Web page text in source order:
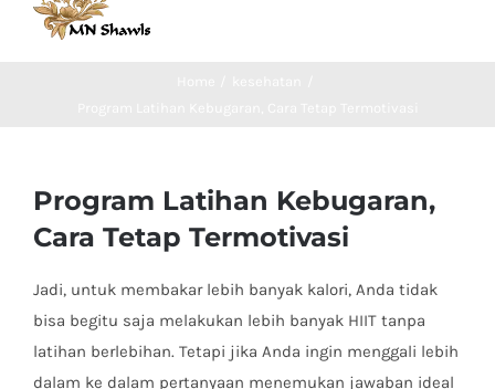
Program Latihan Kebugaran,
Cara Tetap Termotivasi
Jadi, untuk membakar lebih banyak kalori, Anda tidak
bisa begitu saja melakukan lebih banyak HIIT tanpa
latihan berlebihan. Tetapi jika Anda ingin menggali lebih
dalam ke dalam pertanyaan menemukan jawaban ideal